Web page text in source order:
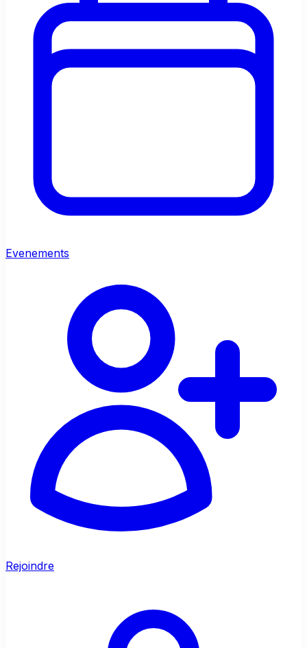
Evenements
Rejoindre